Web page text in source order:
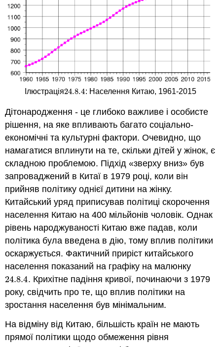
Ілюстрація24.8.4
24.8.4: Населення Китаю, 1961-2015
Дітонародження - це глибоко важливе і особисте
рішення, на яке впливають багато соціально-
економічні та культурні фактори. Очевидно, що
намагатися вплинути на те, скільки дітей у жінок, є
складною проблемою. Підхід «зверху вниз» був
запроваджений в Китаї в 1979 році, коли він
прийняв політику однієї дитини на жінку.
Китайський уряд приписував політиці скорочення
населення Китаю на 400 мільйонів чоловік. Однак
рівень народжуваності Китаю вже падав, коли
політика була введена в дію, тому вплив політики
оскаржується. Фактичний приріст китайського
населення показаний на графіку на малюнку
24.8.4
24.8.4. Крихітне падіння кривої, починаючи з 1979
року, свідчить про те, що вплив політики на
зростання населення був мінімальним.
На відміну від Китаю, більшість країн не мають
прямої політики щодо обмеження рівня